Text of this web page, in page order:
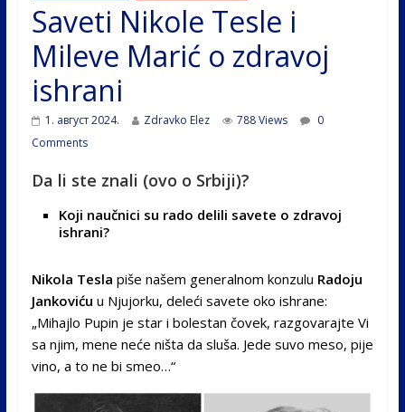
Saveti Nikole Tesle i
Mileve Marić o zdravoj
ishrani
1. август 2024. Zdravko Elez 788 Views
0
Comments
Da li ste znali (ovo o Srbiji)?
Koji naučnici su rado delili savete o zdravoj
ishrani?
Nikola Tesla piše našem generalnom konzulu Radoju
Jankoviću u Njujorku, deleći savete oko ishrane:
„Mihajlo Pupin je star i bolestan čovek, razgovarajte Vi
sa njim, mene neće ništa da sluša. Jede suvo meso, pije
vino, a to ne bi smeo…“